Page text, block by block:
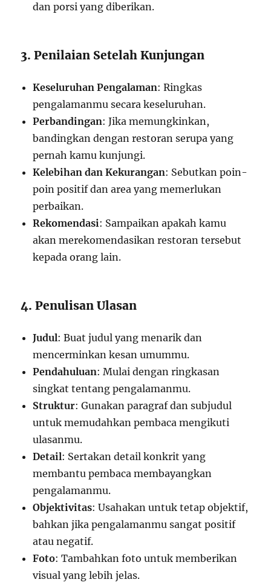
dan porsi yang diberikan.
3. Penilaian Setelah Kunjungan
Keseluruhan Pengalaman: Ringkas
pengalamanmu secara keseluruhan.
Perbandingan: Jika memungkinkan,
bandingkan dengan restoran serupa yang
pernah kamu kunjungi.
Kelebihan dan Kekurangan: Sebutkan poin-
poin positif dan area yang memerlukan
perbaikan.
Rekomendasi: Sampaikan apakah kamu
akan merekomendasikan restoran tersebut
kepada orang lain.
4. Penulisan Ulasan
Judul: Buat judul yang menarik dan
mencerminkan kesan umummu.
Pendahuluan: Mulai dengan ringkasan
singkat tentang pengalamanmu.
Struktur: Gunakan paragraf dan subjudul
untuk memudahkan pembaca mengikuti
ulasanmu.
Detail: Sertakan detail konkrit yang
membantu pembaca membayangkan
pengalamanmu.
Objektivitas: Usahakan untuk tetap objektif,
bahkan jika pengalamanmu sangat positif
atau negatif.
Foto: Tambahkan foto untuk memberikan
visual yang lebih jelas.